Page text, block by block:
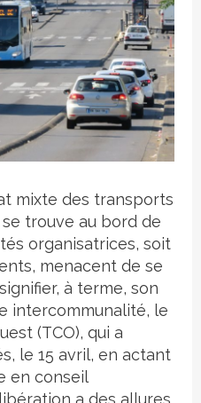
mixte des transports
se trouve au bord de
organisatrices, soit
menacent de se
à terme, son
intercommunalité, le
(TCO), qui a
le 15 avril, en actant
en conseil
a des allures